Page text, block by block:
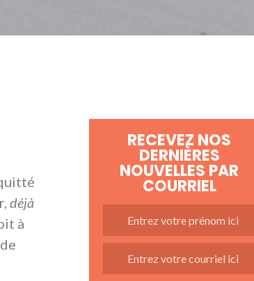
déjà
à
RECEVEZ NOS
DERNIÈRES
NOUVELLES PAR
COURRIEL